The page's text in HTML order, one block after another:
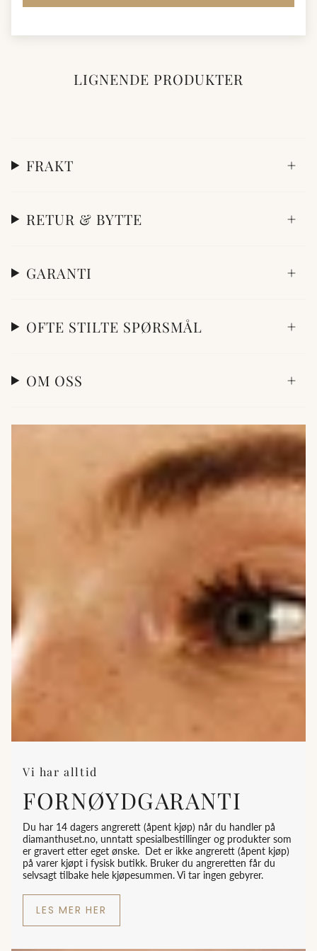
LIGNENDE PRODUKTER
FRAKT
RETUR & BYTTE
GARANTI
OFTE STILTE SPØRSMÅL
OM OSS
Vi har alltid
FORNØYDGARANTI
Du har 14 dagers angrerett (åpent kjøp) når du handler på
diamanthuset.no, unntatt spesialbestillinger og produkter som
er gravert etter eget ønske. Det er ikke angrerett (åpent kjøp)
på varer kjøpt i fysisk butikk. Bruker du angreretten får du
selvsagt tilbake hele kjøpesummen. Vi tar ingen gebyrer.
LES MER HER